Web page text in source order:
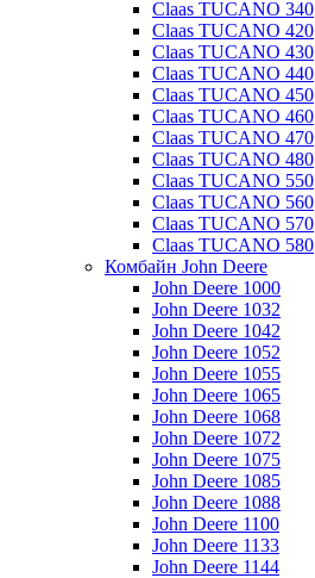
Claas TUCANO 340
Claas TUCANO 420
Claas TUCANO 430
Claas TUCANO 440
Claas TUCANO 450
Claas TUCANO 460
Claas TUCANO 470
Claas TUCANO 480
Claas TUCANO 550
Claas TUCANO 560
Claas TUCANO 570
Claas TUCANO 580
Комбайн John Deere
John Deere 1000
John Deere 1032
John Deere 1042
John Deere 1052
John Deere 1055
John Deere 1065
John Deere 1068
John Deere 1072
John Deere 1075
John Deere 1085
John Deere 1088
John Deere 1100
John Deere 1133
John Deere 1144